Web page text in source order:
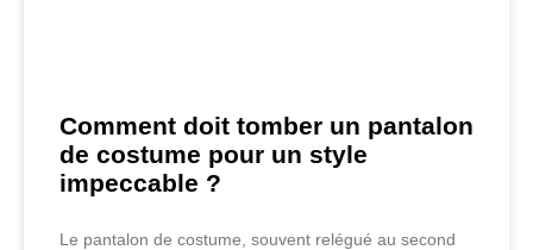
Comment doit tomber un pantalon
de costume pour un style
impeccable ?
Le pantalon de costume, souvent relégué au second